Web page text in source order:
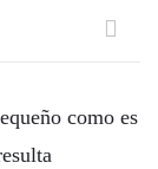
como es